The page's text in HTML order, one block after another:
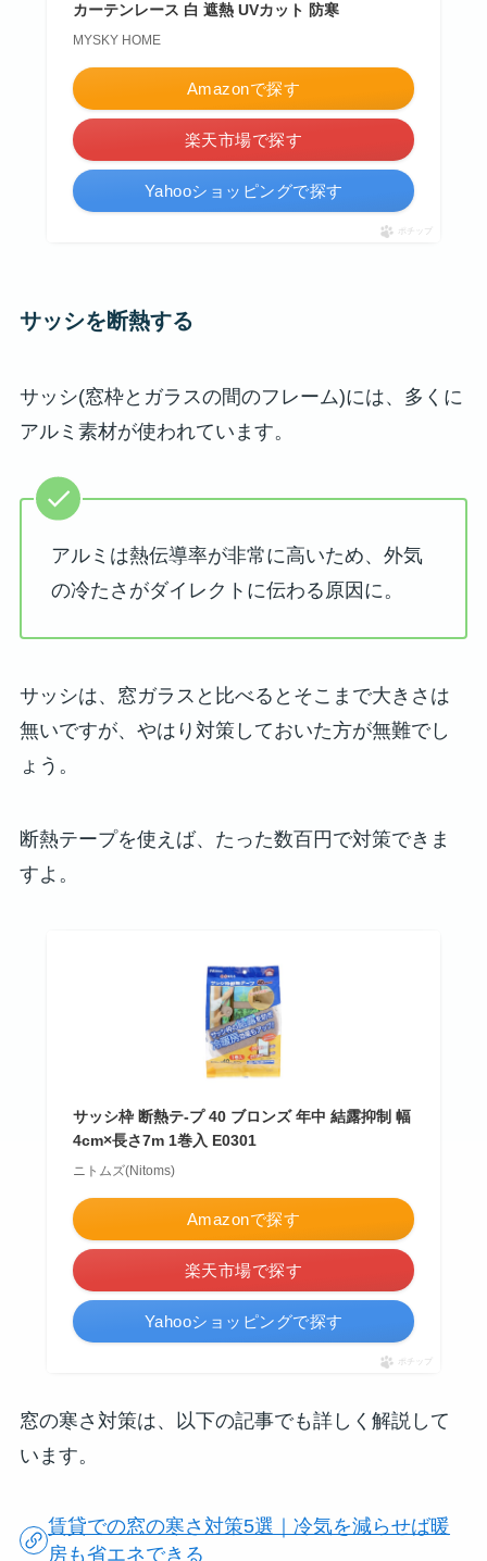
カーテンレース 白 遮熱 UVカット 防寒
MYSKY HOME
Amazonで探す
楽天市場で探す
Yahooショッピングで探す
ポチップ
サッシを断熱する
サッシ(窓枠とガラスの間のフレーム)には、多くに
アルミ素材が使われています。
アルミは熱伝導率が非常に高いため、外気
の冷たさがダイレクトに伝わる原因に。
サッシは、窓ガラスと比べるとそこまで大きさは
無いですが、やはり対策しておいた方が無難でし
ょう。
断熱テープを使えば、たった数百円で対策できま
すよ。
サッシ枠 断熱テ-プ 40 ブロンズ 年中 結露抑制 幅
4cm×長さ7m 1巻入 E0301
ニトムズ(Nitoms)
Amazonで探す
楽天市場で探す
Yahooショッピングで探す
ポチップ
窓の寒さ対策は、以下の記事でも詳しく解説して
います。
賃貸での窓の寒さ対策5選｜冷気を減らせば暖
房も省エネできる